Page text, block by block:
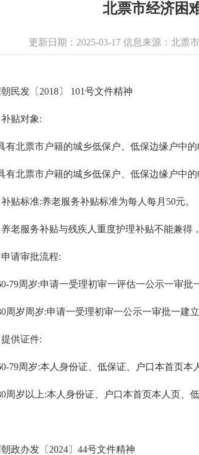
北票市经济困
更新日期：2025-03-17 信息来源：北票
民发〔2018〕 101号文件精神
贴对象:
有北票市户籍的城乡低保户、低保边缘户中的
有北票市户籍的城乡低保户、低保边缘户中
贴标准:养老服务补贴标准为每人每月50元。
老服务补贴与残疾人重度护理补贴不能兼得
申请审批流程:
79周岁:申请一受理初审一评估一公示一审批
周岁周岁:申请一受理初审一公示一审批一建
供证件:
79周岁:本人身份证、低保证、户口本首页
周岁以上:本人身份证、户口本首页本人页、
政办发〔2024〕44号文件精神